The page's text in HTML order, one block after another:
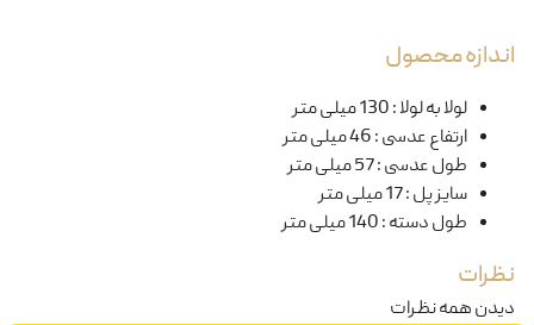
اندازه محصول
لولا به لولا:130 میلی متر
ارتفاع عدسی:46 میلی متر
طول عدسی:57 میلی متر
سایز پل:17 میلی متر
طول دسته:140 میلی متر
نظرات
دیدن همه نظرات